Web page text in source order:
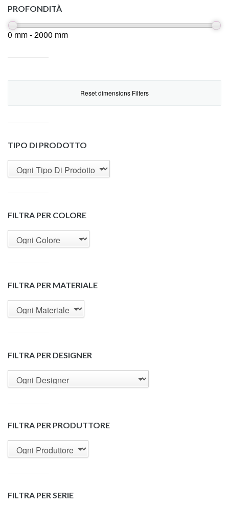
PROFONDITÀ
0 mm - 2000 mm
Reset dimensions Filters
TIPO DI PRODOTTO
FILTRA PER COLORE
FILTRA PER MATERIALE
FILTRA PER DESIGNER
FILTRA PER PRODUTTORE
FILTRA PER SERIE